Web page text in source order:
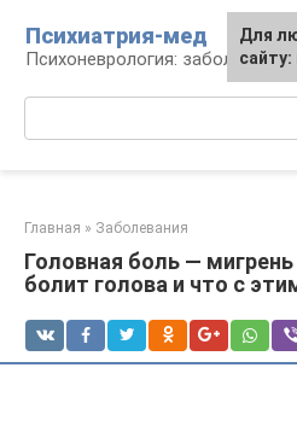
контенту
Психиатрия-мед
Психоневрология: заболевания
Главная » Заболевания
Головная боль —
болит голова и что с
Для